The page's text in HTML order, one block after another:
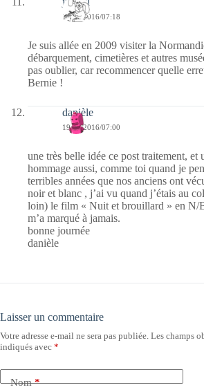
19/06/2016/07:18
Je suis allée en 2009 visiter la
débarquement, cimetières et autres
pas oublier, car recommencer quelle
Bernie !
danièle
19/06/2016/07:00
une très belle idée ce post traitement, et
hommage aussi, comme toi quand je
terribles années que nos anciens ont
noir et blanc , j’ai vu quand j’étais au
loin) le film « Nuit et brouillard » en N/
m’a marqué à jamais.
bonne journée
danièle
Laisser un commentaire
Votre adresse e-mail ne sera pas publiée. Les champs
indiqués avec *
Nom*